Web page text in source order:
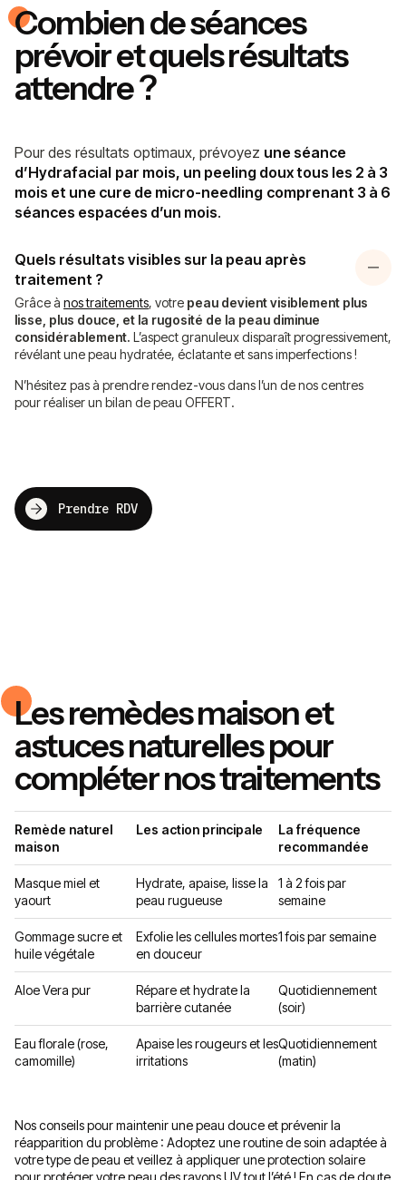
Combien de séances
prévoir et quels résultats
attendre ?
Pour des résultats optimaux, prévoyez une séance
d’Hydrafacial par mois, un peeling doux tous les 2 à 3
mois et une cure de micro-needling comprenant 3 à 6
séances espacées d’un mois.
Quels résultats visibles sur la peau après
traitement ?
Grâce à nos traitements, votre peau devient visiblement plus
lisse, plus douce, et la rugosité de la peau diminue
considérablement. L’aspect granuleux disparaît progressivement,
révélant une peau hydratée, éclatante et sans imperfections !
N’hésitez pas à prendre rendez-vous dans l’un de nos centres
pour réaliser un bilan de peau OFFERT.
Prendre RDV
Les remèdes maison et
astuces naturelles pour
compléter nos traitements
Remède naturel
maison
Les action principale
La fréquence
recommandée
Masque miel et
yaourt
Hydrate, apaise, lisse la
peau rugueuse
1 à 2 fois par
semaine
Gommage sucre et
huile végétale
Exfolie les cellules mortes
en douceur
1 fois par semaine
Aloe Vera pur
Répare et hydrate la
barrière cutanée
Quotidiennement
(soir)
Eau florale (rose,
camomille)
Apaise les rougeurs et les
irritations
Quotidiennement
(matin)
Nos conseils pour maintenir une peau douce et prévenir la
réapparition du problème : Adoptez une routine de soin adaptée à
votre type de peau et veillez à appliquer une protection solaire
pour protéger votre peau desrayonsUVtout l’été ! En cas de doute